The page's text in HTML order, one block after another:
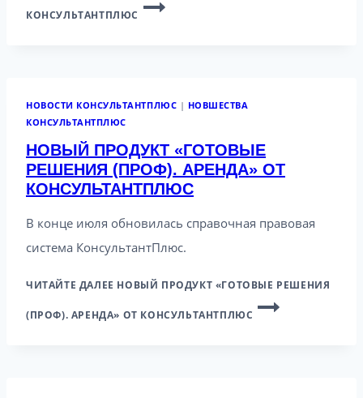
КОНСУЛЬТАНТПЛЮС
НОВОСТИ КОНСУЛЬТАНТПЛЮС | НОВШЕСТВА
КОНСУЛЬТАНТПЛЮС
НОВЫЙ ПРОДУКТ «ГОТОВЫЕ
РЕШЕНИЯ (ПРОФ). АРЕНДА» ОТ
КОНСУЛЬТАНТПЛЮС
В конце июля обновилась справочная правовая
система КонсультантПлюс.
ЧИТАЙТЕ ДАЛЕЕ НОВЫЙ ПРОДУКТ «ГОТОВЫЕ РЕШЕНИЯ
(ПРОФ). АРЕНДА» ОТ КОНСУЛЬТАНТПЛЮС